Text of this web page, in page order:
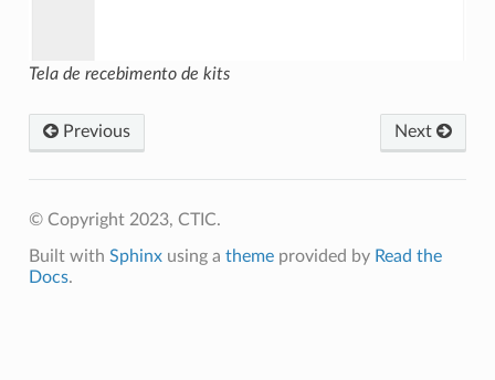
Tela de recebimento de kits
Previous Next
© Copyright 2023, CTIC.
Built with Sphinxusing a themeprovided by Read the
Docs.